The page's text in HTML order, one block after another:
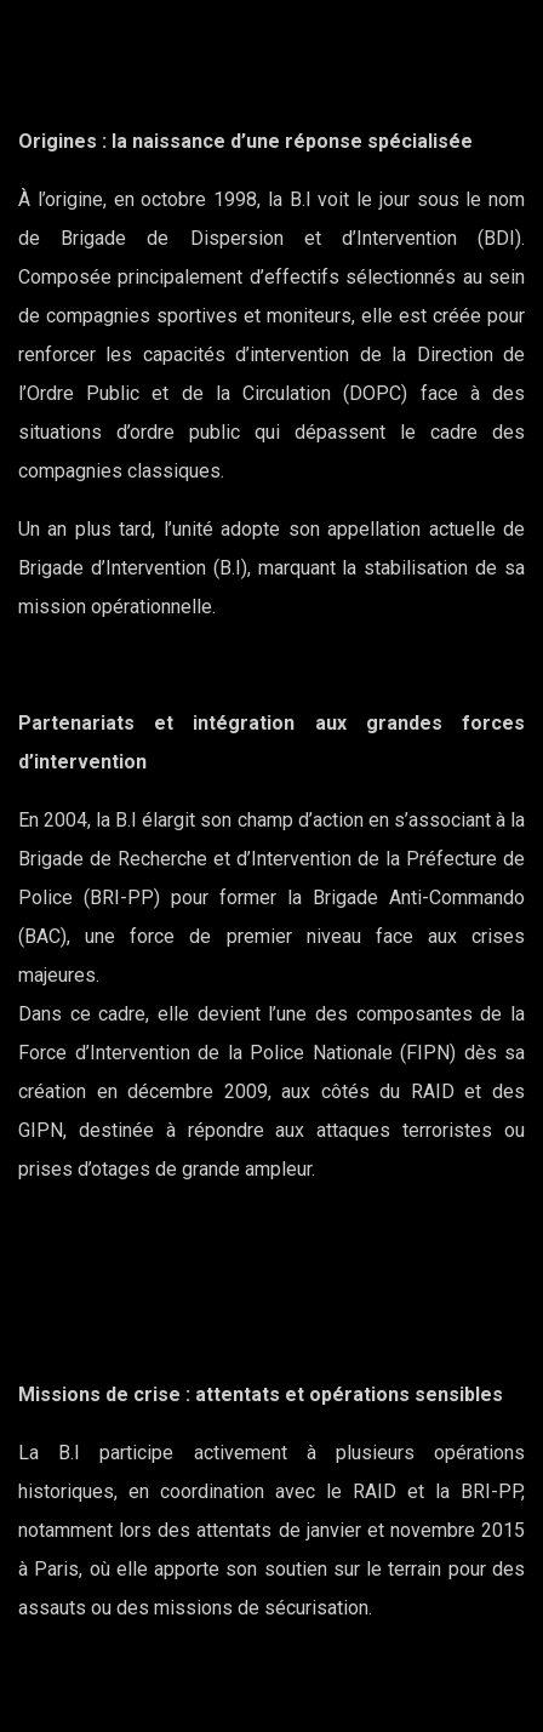
Origines : la naissance d’une réponse spécialisée
À l’origine, en octobre 1998, la B.I voit le jour sous le nom
de Brigade de Dispersion et d’Intervention (BDI).
Composée principalement d’effectifs sélectionnés au sein
de compagnies sportives et moniteurs, elle est créée pour
renforcer les capacités d’intervention de la Direction de
l’Ordre Public et de la Circulation (DOPC) face à des
situations d’ordre public qui dépassent le cadre des
compagnies classiques.
Un an plus tard, l’unité adopte son appellation actuelle de
Brigade d’Intervention (B.I), marquant la stabilisation de sa
mission opérationnelle.
Partenariats et intégration aux grandes forces
d’intervention
En 2004, la B.I élargit son champ d’action en s’associant à la
Brigade de Recherche et d’Intervention de la Préfecture de
Police (BRI-PP) pour former la Brigade Anti-Commando
(BAC), une force de premier niveau face aux crises
majeures.
Dans ce cadre, elle devient l’une des composantes de la
Force d’Intervention de la Police Nationale (FIPN) dès sa
création en décembre 2009, aux côtés du RAID et des
GIPN, destinée à répondre aux attaques terroristes ou
prises d’otages de grande ampleur.
Missions de crise : attentats et opérations sensibles
La B.I participe activement à plusieurs opérations
historiques, en coordination avec le RAID et la BRI-PP,
notamment lors des attentats de janvier et novembre 2015
à Paris, où elle apporte son soutien sur le terrain pour des
assauts ou des missions de sécurisation.